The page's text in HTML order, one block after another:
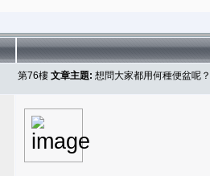
第76樓 文章主題: 想問大家都用何種便盆呢？